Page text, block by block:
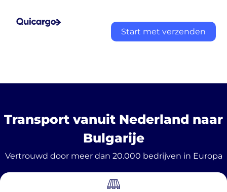
Start met verzenden
Transport vanuit Nederland naar
Bulgarije
Vertrouwd door meer dan 20.000 bedrijven in Europa